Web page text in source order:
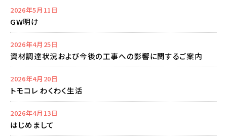
2026年5月11日
GW明け
2026年4月25日
資材調達状況および今後の工事への影響に関するご案内
2026年4月20日
トモコレ わくわく生活
2026年4月13日
はじめまして